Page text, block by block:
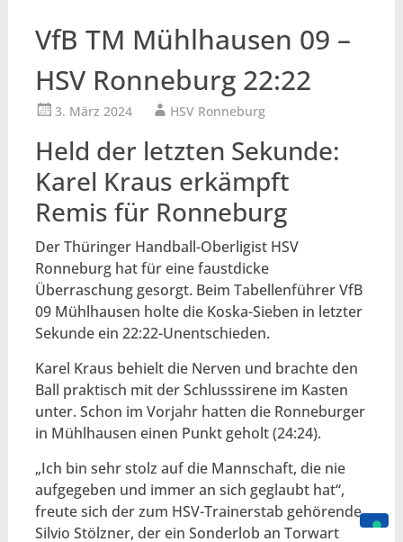
VfB TM Mühlhausen 09 –
HSV Ronneburg 22:22
3. März 2024 HSV Ronneburg
Held der letzten Sekunde:
Karel Kraus erkämpft
Remis für Ronneburg
Der Thüringer Handball-Oberligist HSV
Ronneburg hat für eine faustdicke
Überraschung gesorgt. Beim Tabellenführer VfB
09 Mühlhausen holte die Koska-Sieben in letzter
Sekunde ein 22:22-Unentschieden.
Karel Kraus behielt die Nerven und brachte den
Ball praktisch mit der Schlusssirene im Kasten
unter. Schon im Vorjahr hatten die Ronneburger
in Mühlhausen einen Punkt geholt (24:24).
„Ich bin sehr stolz auf die Mannschaft, die nie
aufgegeben und immer an sich geglaubt hat“,
freute sich der zum HSV-Trainerstab gehörende
Silvio Stölzner, der ein Sonderlob an Torwart